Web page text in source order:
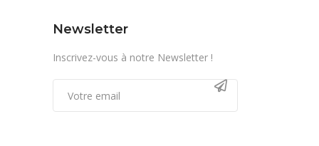
Newsletter
Inscrivez-vous à notre Newsletter !